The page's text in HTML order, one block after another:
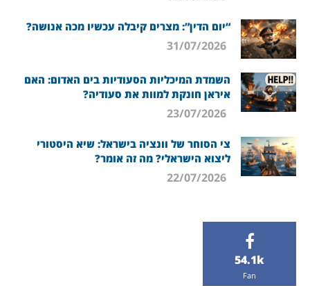
“יום הדין”: מצרים קיבלה עכשיו מכה אנושה?
השמדת המיכליות הסעודיות בים האדום: האם
איראן חונקת למוות את סעודיה?
צי הסוחר של וונציה בישראל: שיא היסטורי
ליצוא הישראלי? מה זה אומר?
54.1k
Fan